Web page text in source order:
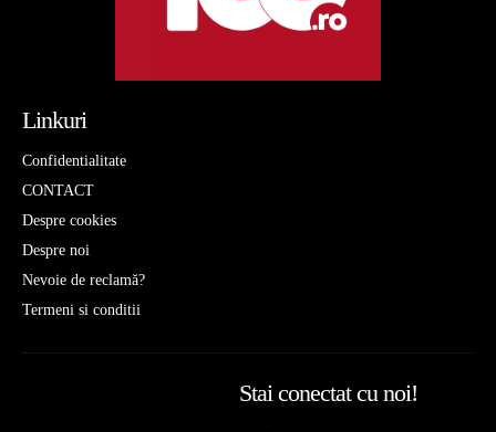
Linkuri
Confidentialitate
CONTACT
Despre cookies
Despre noi
Nevoie de reclamă?
Termeni si conditii
Stai conectat cu noi!